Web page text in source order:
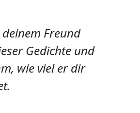
deinem Freund
Gedichte und
wie viel er dir